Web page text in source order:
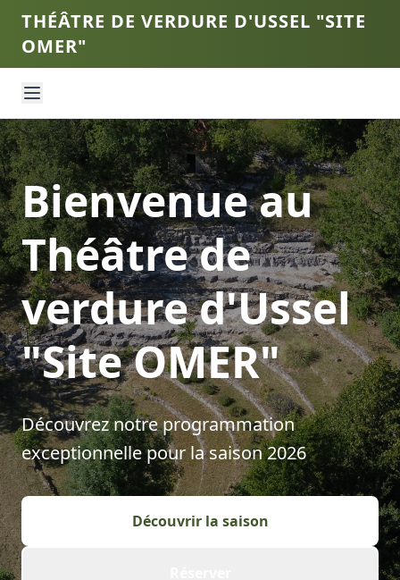
THÉÂTRE DE VERDURE D'USSEL "SITE
OMER"
Bienvenue au
Théâtre de
verdure d'Ussel
"Site OMER"
Découvrez notre programmation
exceptionnelle pour la saison2026
Découvrir la saison